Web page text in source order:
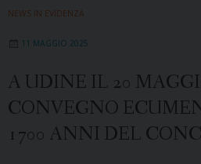
ecumenico.
Al
centro
NEWS IN EVIDENZA
11 MAGGIO 2025
A UDINE IL 20
CONVEGNO
1700 ANNI DEL